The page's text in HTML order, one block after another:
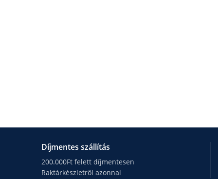
Díjmentes szállítás
200.000Ft felett díjmentesen
Raktárkészletről azonnal